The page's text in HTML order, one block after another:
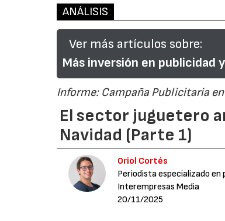
ANÁLISIS
Ver más artículos sobre:
Más inversión en
Informe: Campaña Publicitaria
El sector juguetero
Navidad (Parte 1)
Oriol Cortés
Periodista especializado
Interempresas Media
20/11/2025